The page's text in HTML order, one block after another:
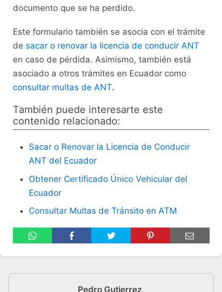
documento que se ha perdido.
Este formulario también se asocia con el trámite
de sacar o renovar la licencia de conducir ANT
en caso de pérdida. Asimismo, también está
asociado a otros trámites en Ecuador como
consultar multas de ANT.
También puede interesarte este
contenido relacionado:
Sacar o Renovar la Licencia de Conducir
ANT del Ecuador
Obtener Certificado Único Vehicular del
Ecuador
Consultar Multas de Tránsito en ATM
Pedro Gutierrez